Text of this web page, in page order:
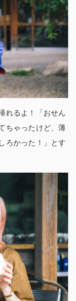
れるよ！「おせん
ちゃったけど、薄
ろかった！」とす